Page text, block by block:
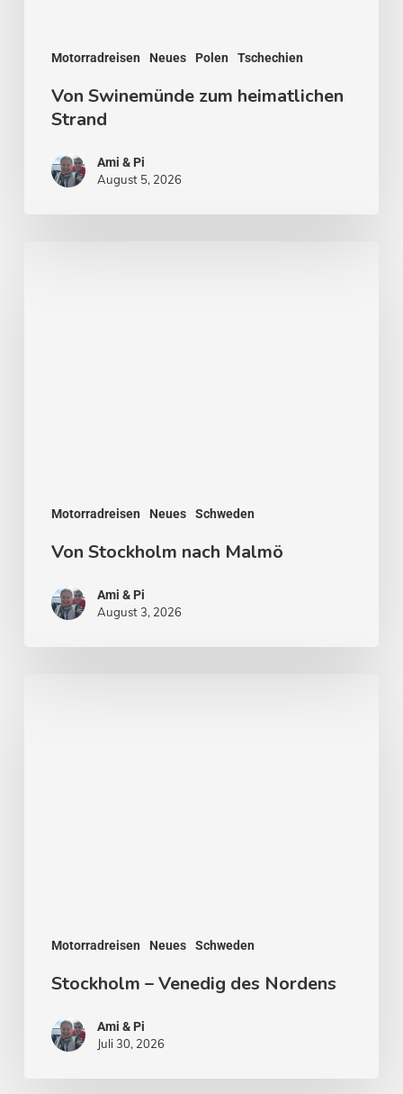
Motorradreisen Neues Polen Tschechien
Von Swinemünde zum heimatlichen
Strand
Ami & Pi
August 5, 2026
Motorradreisen Neues Schweden
Von Stockholm nach Malmö
Ami & Pi
August 3, 2026
Motorradreisen Neues Schweden
Stockholm – Venedig des Nordens
Ami & Pi
Juli 30, 2026